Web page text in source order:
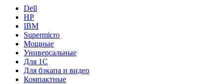
Dell
HP
IBM
Supermicro
Мощные
Универсальные
Для 1С
Для бэкапа и видео
Компактные